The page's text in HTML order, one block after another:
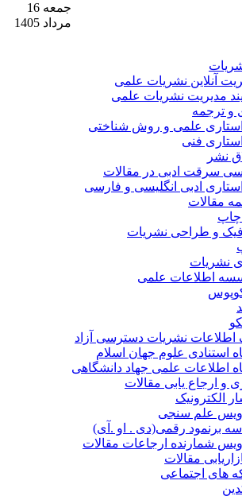
آنلاین نشریات علمی
مدیریت نشریات علمی
و ترجمه
علمی و روش شناختی
فنی
نشر
سرقت ادبی در مقالات
ادبی انگلیسی و فارسی
مقالات
و طراحی نشریات
نشریات
اطلاعات علمی
اطلاعات نشریات دسترسی آزاد
استنادی علوم جهان اسلام
اطلاعات علمی جهاد دانشگاهی
و ارجاع یابی مقالات
الکترونیک
علم سنجی
برنمود رقمی(دی . او .آی)
شمارنده ارجاعات مقالات
مقالات
های اجتماعی
جمعه 16
مرداد 1405